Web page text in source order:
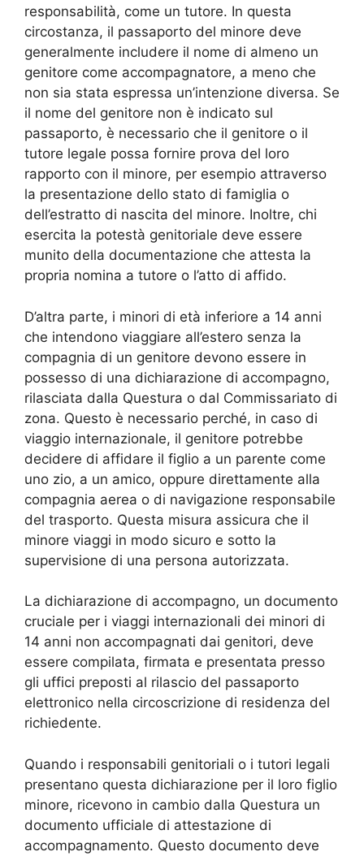
responsabilità, come un tutore. In questa
circostanza, il passaporto del minore deve
generalmente includere il nome di almeno un
genitore come accompagnatore, a meno che
non sia stata espressa un’intenzione diversa. Se
il nome del genitore non è indicato sul
passaporto, è necessario che il genitore o il
tutore legale possa fornire prova del loro
rapporto con il minore, per esempio attraverso
la presentazione dello stato di famiglia o
dell’estratto di nascita del minore. Inoltre, chi
esercita la potestà genitoriale deve essere
munito della documentazione che attesta la
propria nomina a tutore o l’atto di affido.
D’altra parte, i minori di età inferiore a 14 anni
che intendono viaggiare all’estero senza la
compagnia di un genitore devono essere in
possesso di una dichiarazione di accompagno,
rilasciata dalla Questura o dal Commissariato di
zona. Questo è necessario perché, in caso di
viaggio internazionale, il genitore potrebbe
decidere di affidare il figlio a un parente come
uno zio, a un amico, oppure direttamente alla
compagnia aerea o di navigazione responsabile
del trasporto. Questa misura assicura che il
minore viaggi in modo sicuro e sotto la
supervisione di una persona autorizzata.
La dichiarazione di accompagno, un documento
cruciale per i viaggi internazionali dei minori di
14 anni non accompagnati dai genitori, deve
essere compilata, firmata e presentata presso
gli uffici preposti al rilascio del passaporto
elettronico nella circoscrizione di residenza del
richiedente.
Quando i responsabili genitoriali o i tutori legali
presentano questa dichiarazione per il loro figlio
minore, ricevono in cambio dalla Questura un
documento ufficiale di attestazione di
accompagnamento. Questo documento deve